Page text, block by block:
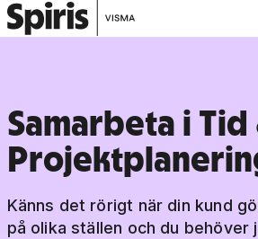
Samarbeta i Tid
Känns det rörigt när din kund
på olika ställen och du behöver